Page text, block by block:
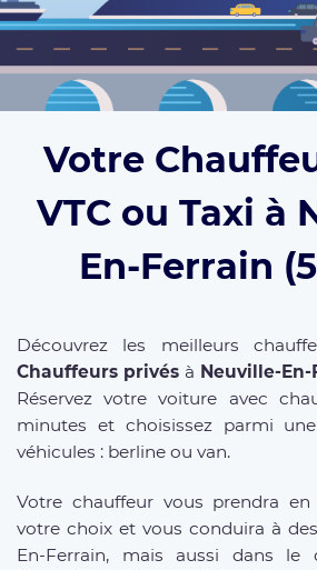
Votre
VTC ou Taxi à
En-Ferrain
Découvrez les meilleurs
Chauffeurs privés à Neuville-
Réservez votre voiture avec
minutes et choisissez parmi
véhicules : berline ou van.
Votre chauffeur vous prendra
votre choix et vous conduira à
En-Ferrain, mais aussi dans le